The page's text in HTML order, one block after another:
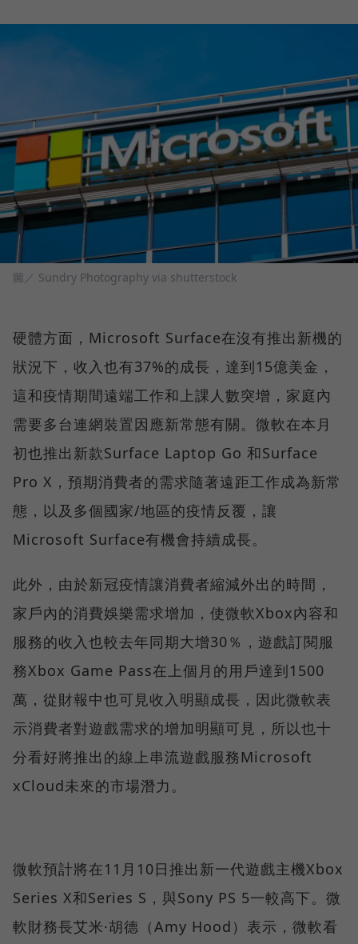
圖／ Sundry Photography via shutterstock
硬體方面，Microsoft Surface在沒有推出新機的
狀況下，收入也有37%的成長，達到15億美金，
這和疫情期間遠端工作和上課人數突增，家庭內
需要多台連網裝置因應新常態有關。微軟在本月
初也推出新款Surface Laptop Go 和Surface
Pro X，預期消費者的需求隨著遠距工作成為新常
態，以及多個國家/地區的疫情反覆，讓
Microsoft Surface有機會持續成長。
此外，由於新冠疫情讓消費者縮減外出的時間，
家戶內的消費娛樂需求增加，使微軟Xbox內容和
服務的收入也較去年同期大增30％，遊戲訂閱服
務Xbox Game Pass在上個月的用戶達到1500
萬，從財報中也可見收入明顯成長，因此微軟表
示消費者對遊戲需求的增加明顯可見，所以也十
分看好將推出的線上串流遊戲服務Microsoft
xCloud未來的市場潛力。
微軟預計將在11月10日推出新一代遊戲主機Xbox
Series X和Series S，與Sony PS 5一較高下。微
軟財務長艾米·胡德（Amy Hood）表示，微軟看